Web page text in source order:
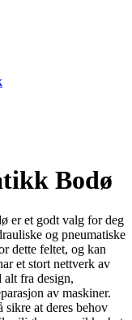
Bodø
er et godt valg for deg
og pneumatiske
dette feltet, og kan
et stort nettverk av
alt fra design,
av maskiner.
sikre at deres behov